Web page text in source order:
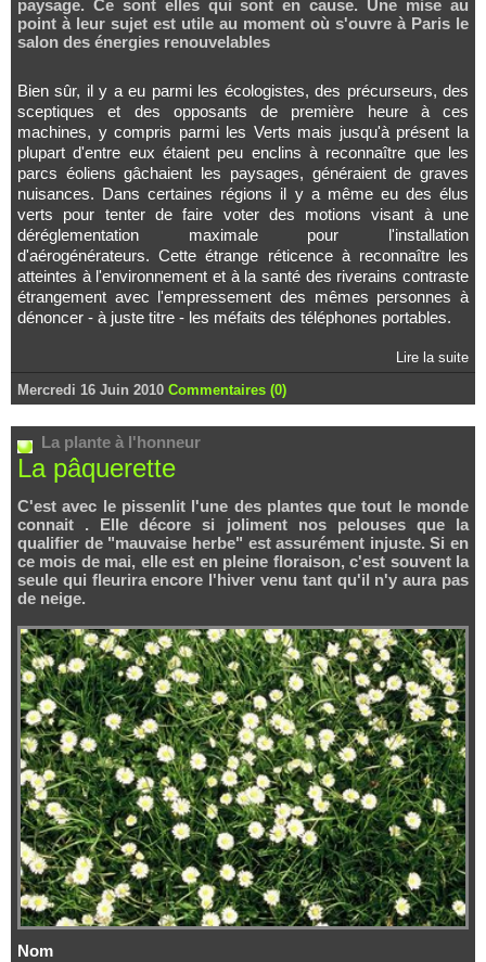
paysage. Ce sont elles qui sont en cause. Une mise au
point à leur sujet est utile au moment où s'ouvre à Paris le
salon des énergies renouvelables
Bien sûr, il y a eu parmi les écologistes, des précurseurs, des
sceptiques et des opposants de première heure à ces
machines, y compris parmi les Verts mais jusqu'à présent la
plupart d'entre eux étaient peu enclins à reconnaître que les
parcs éoliens gâchaient les paysages, généraient de graves
nuisances. Dans certaines régions il y a même eu des élus
verts pour tenter de faire voter des motions visant à une
déréglementation maximale pour l'installation
d'aérogénérateurs. Cette étrange réticence à reconnaître les
atteintes à l'environnement et à la santé des riverains contraste
étrangement avec l'empressement des mêmes personnes à
dénoncer - à juste titre - les méfaits des téléphones portables.
Lire la suite
Mercredi 16 Juin 2010 Commentaires (0)
La plante à l'honneur
La pâquerette
C'est avec le pissenlit l'une des plantes que tout le monde
connait . Elle décore si joliment nos pelouses que la
qualifier de "mauvaise herbe" est assurément injuste. Si en
ce mois de mai, elle est en pleine floraison, c'est souvent la
seule qui fleurira encore l'hiver venu tant qu'il n'y aura pas
de neige.
Nom